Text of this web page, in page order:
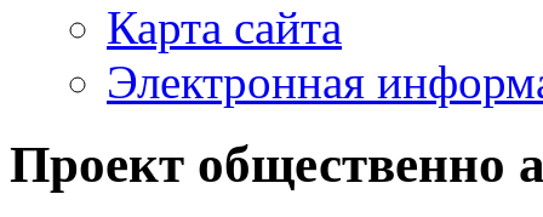
Карта сайта
Электронная
Проект общественно